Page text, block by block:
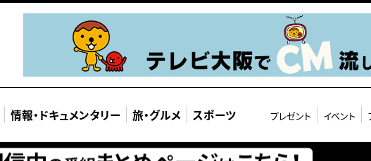
情報・ ドキュメンタリー 旅・グルメ スポーツ プレゼント イベント